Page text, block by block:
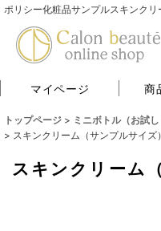
ポリシー化粧品サンプルスキンクリ
マイページ 商
トップページ > ミニボトル（お試
> スキンクリーム（サンプルサイズ）
スキンクリーム